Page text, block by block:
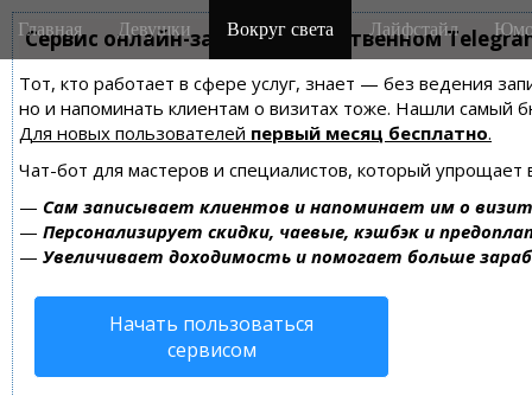
Сервис онлайн-записи на собственном
Тот, кто работает в сфере услуг, знает — без ведения
но и напоминать клиентам о визитах тоже. Нашли самый
Для новых пользователей первый месяц бесплатно.
Чат-бот для мастеров и специалистов, который упрощает
— Сам записывает клиентов и напоминает им о
— Персонализирует скидки, чаевые, кэшбэк и
— Увеличивает доходимость и помогает больше
Начать пользоваться
сервисом
M
a
n
m
e
n
u
i
Главная Девушки Вокруг света Лайфстайл